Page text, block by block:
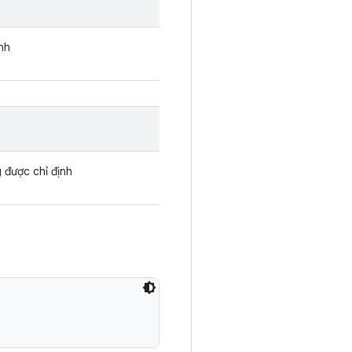
chỉ định